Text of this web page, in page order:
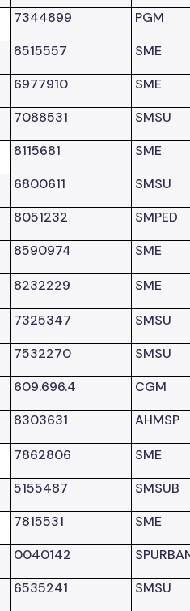
7344899 PGM
8515557 SME
6977910 SME
7088531 SMSU
8115681 SME
6800611 SMSU
8051232 SMPED
8590974
SME
8232229
SME
7325347 SMSU
7532270 SMSU
609.696.4 CGM
8303631
AHMSP
7862806 SME
5155487 SMSUB
7815531 SME
0040142
6535241 SMSU